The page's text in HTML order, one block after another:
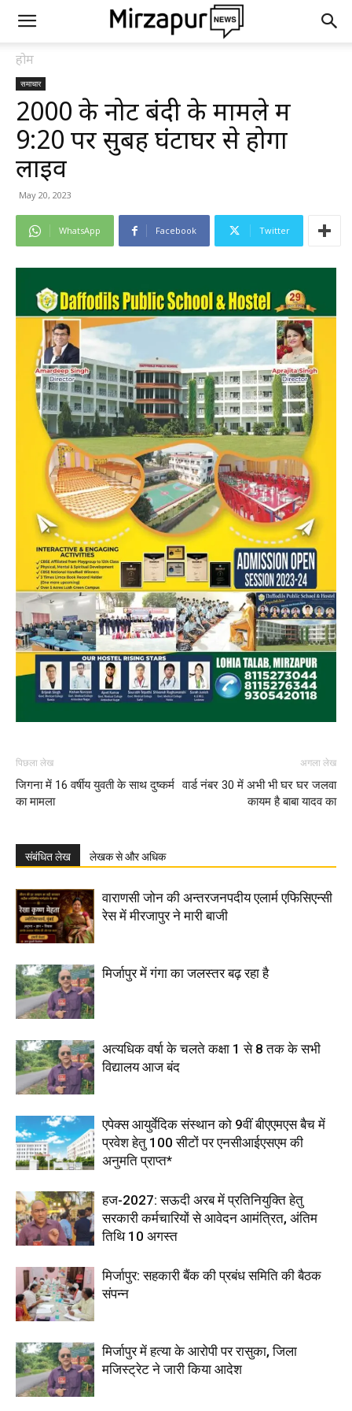
होम
समाचार
2000 के नोट बंदी के मामले में
9:20 पर सुबह घंटाघर से होगा
लाइव
May 20, 2023
WhatsApp Facebook Twitter
पिछला लेख
जिगना में 16 वर्षीय युवती के साथ दुष्कर्म
का मामला
अगला लेख
वार्ड नंबर 30 में अभी भी घर घर जलवा
कायम है बाबा यादव का
संबंधित लेख लेखक से और अधिक
वाराणसी जोन की अन्तरजनपदीय एलार्म एफिसिएन्सी
रेस में मीरजापुर ने मारी बाजी
मिर्जापुर में गंगा का जलस्तर बढ़ रहा है
अत्यधिक वर्षा के चलते कक्षा 1 से 8 तक के सभी
विद्यालय आज बंद
एपेक्स आयुर्वेदिक संस्थान को 9वीं बीएएमएस बैच में
प्रवेश हेतु 100 सीटों पर एनसीआईएसएम की
अनुमति प्राप्त*
हज-2027: सऊदी अरब में प्रतिनियुक्ति हेतु
सरकारी कर्मचारियों से आवेदन आमंत्रित, अंतिम
तिथि 10 अगस्त
मिर्जापुर: सहकारी बैंक की प्रबंध समिति की बैठक
संपन्न
मिर्जापुर में हत्या के आरोपी पर रासुका, जिला
मजिस्ट्रेट ने जारी किया आदेश